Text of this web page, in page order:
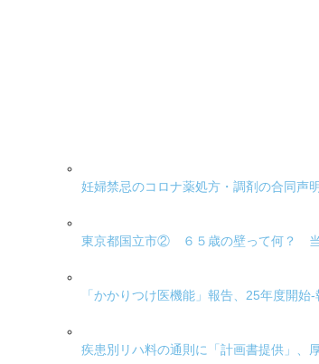
妊婦禁忌のコロナ薬処方・調剤の合同声
東京都国立市② ６５歳の壁って何？ 当
「かかりつけ医機能」報告、25年度開
疾患別リハ料の通則に「計画書提供」、